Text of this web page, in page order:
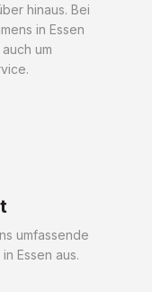
hinaus. Bei
in Essen
um
umfassende
Essen aus.